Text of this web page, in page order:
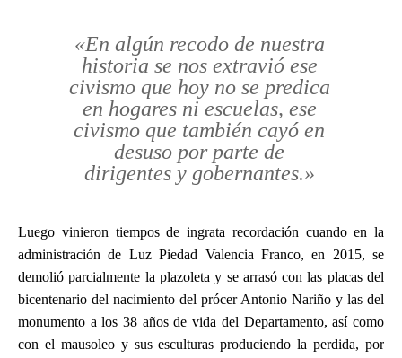
«En algún recodo de nuestra
historia se nos extravió ese
civismo que hoy no se predica
en hogares ni escuelas, ese
civismo que también cayó en
desuso por parte de
dirigentes y gobernantes.»
Luego vinieron tiempos de ingrata recordación cuando en la
administración de Luz Piedad Valencia Franco, en 2015, se
demolió parcialmente la plazoleta y se arrasó con las placas del
bicentenario del nacimiento del prócer Antonio Nariño y las del
monumento a los 38 años de vida del Departamento, así como
con el mausoleo y sus esculturas produciendo la perdida, por